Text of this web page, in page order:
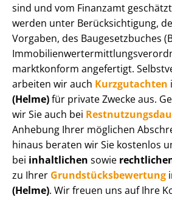
sind und vom Finanzamt
werden unter Be­rück­sich­ti­gung,
Vorgaben, des Baugesetzbuches
marktkonform angefertigt.
arbeiten wir auch Kurzgutachten
(Helme)für private Zwecke aus.
wir Sie auch bei
Anhebung Ihrer möglichen
hinaus beraten wir Sie kostenlos
bei inhaltlichen sowie
zu Ihrer Grund­stücks­be­wer­tung
(Helme). Wir freuen uns auf Ihre